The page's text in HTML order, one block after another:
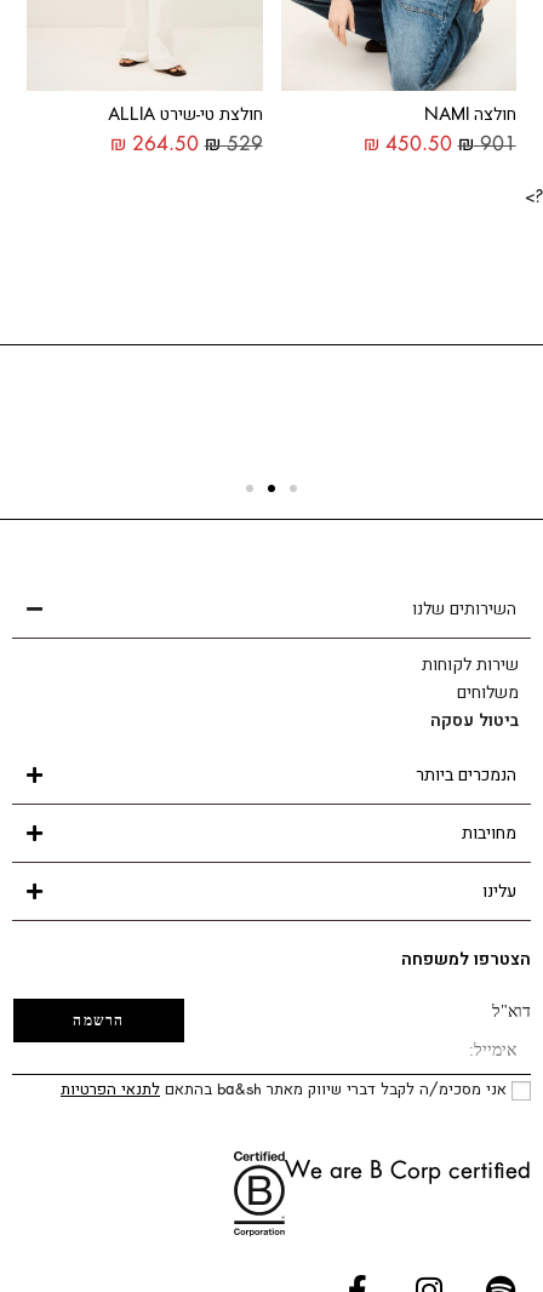
חולצה NAMI
₪901
₪ 450.50
חולצת טי-שירט ALLIA
₪529
₪ 264.50
?>
שירות לקוחות
השירותים שלנו
שירות לקוחות
משלוחים
ביטול עסקה
הנמכרים ביותר
מחויבות
עלינו
הצטרפו למשפחה
דוא"ל
אני מסכימ/ה לקבל דברי שיווק מאתר ba&sh בהתאם לתנאי הפרטיות
We are B Corp certified